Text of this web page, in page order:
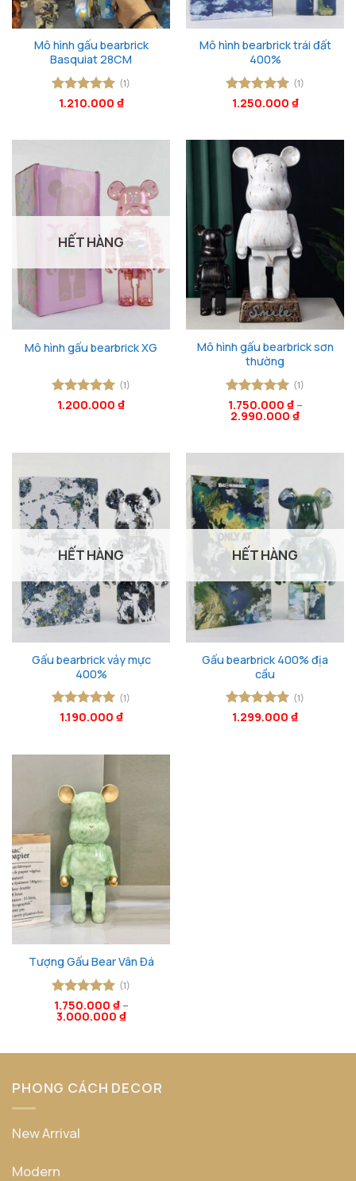
Mô hình gấu bearbrick
Basquiat 28CM
Được xếp
(1)
1.210.000 ₫
Mô hình bearbrick trái đất
400%
Được xếp
(1)
1.250.000 ₫
HẾT HÀNG
Mô hình gấu bearbrick XG
Được xếp
(1)
1.200.000 ₫
Mô hình gấu bearbrick sơn
thường
Được xếp
hạng55
(1)
1.750.000 ₫–
2.990.000 ₫
HẾT HÀNG
Gấu bearbrick vảy mực
400%
Được xếp
(1)
1.190.000 ₫
HẾT HÀNG
Gấu bearbrick 400% địa
cầu
Được xếp
(1)
1.299.000 ₫
Tượng Gấu Bear Vân Đá
Được xếp
hạng55
(1)
1.750.000 ₫–
3.000.000 ₫
PHONG CÁCH DECOR
New Arrival
Modern